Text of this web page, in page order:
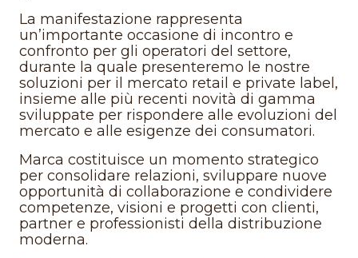
La manifestazione rappresenta
un’importante occasione di incontro e
confronto per gli operatori del settore,
durante la quale presenteremo le nostre
soluzioni per il mercato retail e private label,
insieme alle più recenti novità di gamma
sviluppate per rispondere alle evoluzioni del
mercato e alle esigenze dei consumatori.
Marca costituisce un momento strategico
per consolidare relazioni, sviluppare nuove
opportunità di collaborazione e condividere
competenze, visioni e progetti con clienti,
partner e professionisti della distribuzione
moderna.